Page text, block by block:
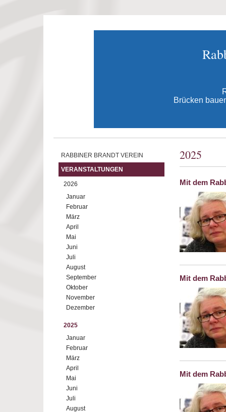
Brücken
RABBINER BRANDT VEREIN
VERANSTALTUNGEN
2026
Januar
Februar
März
April
Mai
Juni
Juli
August
September
Oktober
November
Dezember
2025
Januar
Februar
März
April
Mai
Juni
Juli
August
2025
Mit dem
Mit dem
Mit dem